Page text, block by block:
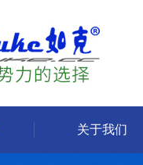
关于我们